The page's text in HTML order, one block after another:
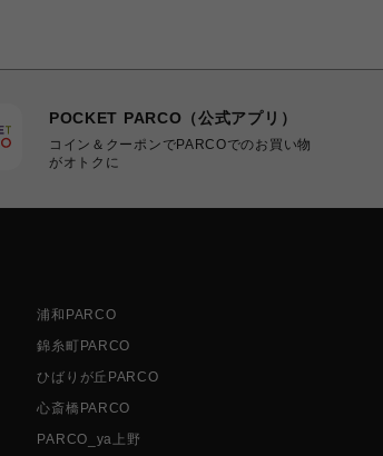
POCKET PARCO（公式アプリ）
コイン＆クーポンでPARCOでのお買い物
がオトクに
浦和PARCO
錦糸町PARCO
ひばりが丘PARCO
心斎橋PARCO
PARCO_ya上野